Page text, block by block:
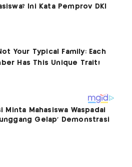
Ini Kata Pemprov DKI
Minta Mahasiswa Waspadai
Gelap' Demonstrasi